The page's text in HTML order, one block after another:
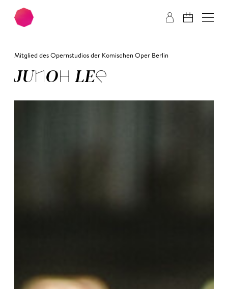
Zum Hauptinhalt springen Zum Footer springen
Mitglied des Opernstudios der Komischen Oper Berlin
JUN­OH LEE­